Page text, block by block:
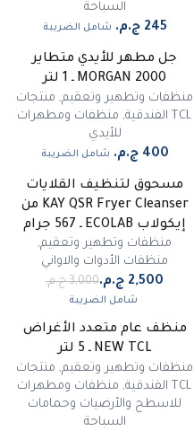
السباحة
شامل الضريبة
جل مطهر للأيدي متطاير
MORGAN 2000 ـ 1 لتر
منظفات وتطهير وتعقيم, منتجات
TCL الفندقية
, منظفات ومطهرات
للأيدي
شامل الضريبة
مسحوق لتنظيف القلايات
KAY QSR Fryer Cleanser من
إيكولاب ECOLAB ـ 567 جرام
منظفات وتطهير وتعقيم,
منظفات الأدوات والاواني
شامل الضريبة
منظف عام متعدد الأغراض
NEW TCL ـ 5 لتر
منظفات وتطهير وتعقيم, منتجات
TCL الفندقية
, منظفات ومطهرات
للاسطح والأرضيات وحمامات
السباحة